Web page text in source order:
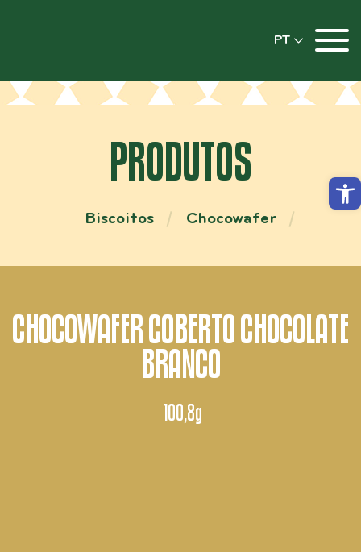
PT
PRODUTOS
Biscoitos Chocowafer
CHOCOWAFER COBERTO CHOCOLATE
BRANCO
100,8g